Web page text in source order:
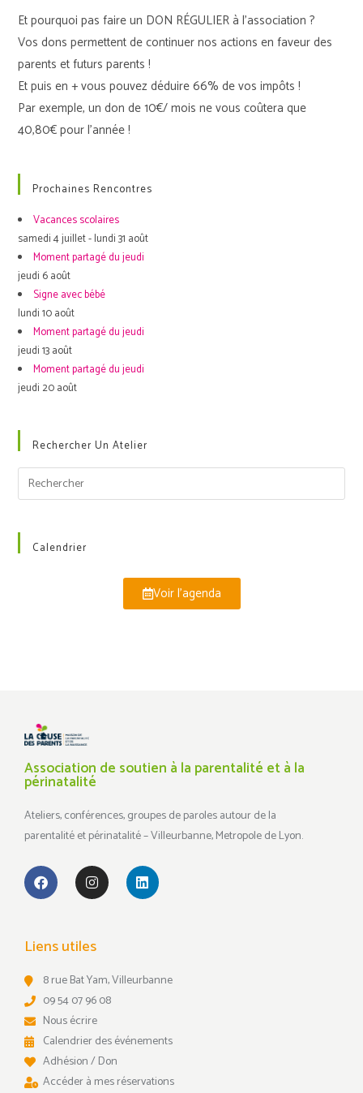
Et pourquoi pas faire un DON RÉGULIER à l’association ?
Vos dons permettent de continuer nos actions en faveur des
parents et futurs parents !
Et puis en + vous pouvez déduire 66% de vos impôts !
Par exemple, un don de 10€/ mois ne vous coûtera que
40,80€ pour l’année !
Prochaines Rencontres
Vacances scolaires
samedi 4 juillet - lundi 31 août
Moment partagé du jeudi
jeudi 6 août
Signe avec bébé
lundi 10 août
Moment partagé du jeudi
jeudi 13 août
Moment partagé du jeudi
jeudi 20 août
Rechercher Un Atelier
Calendrier
Voir l'agenda
Association de soutien à la parentalité et à la
périnatalité
Ateliers, conférences, groupes de paroles autour de la
parentalité et périnatalité – Villeurbanne, Metropole de Lyon.
Liens utiles
8 rue Bat Yam, Villeurbanne
09 54 07 96 08
Nous écrire
Calendrier des événements
Adhésion / Don
Accéder à mes réservations